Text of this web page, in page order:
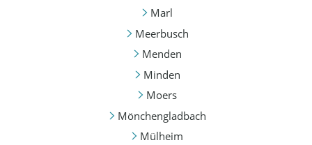
Marl
Meerbusch
Menden
Minden
Moers
Mönchengladbach
Mülheim